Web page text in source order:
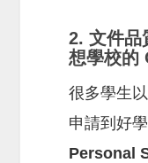
2. 文件品
想學校的
很多學生
申請到好
Personal